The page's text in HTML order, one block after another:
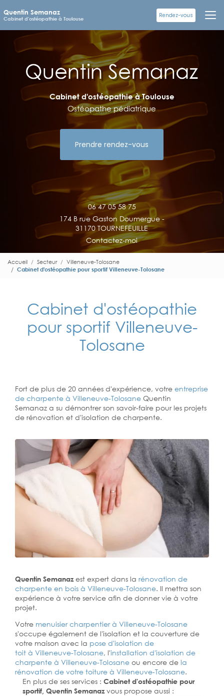
au
principal
Quentin Semanaz
Cabinet d'ostéopathie à Toulouse
Rendez-vous
Cabinet d'ostéopathie à Toulouse
Ostéopathe pédiatrique
Prendre rendez-vous
06 47 05 58 75
174 B rue Gaston Doumergue -
31170 TOURNEFEUILLE
Contactez-moi
Accueil Secteur
Villeneuve-Tolosane
Cabinet d'ostéopathie pour sportif Villeneuve-Tolosane
Cabinet d'ostéopathie
pour sportif Villeneuve-
Tolosane
Fort de plus de 20 années d'expérience, votre entreprise
de charpente à Villeneuve-Tolosane Quentin
Semanaz a su démontrer son savoir-faire pour les projets
de rénovation et d'isolation de charpente.
Quentin Semanazest expert dans la rénovation de
charpente en bois à Villeneuve-Tolosane. Il mettra son
expérience à votre service afin de donner vie à votre
projet.
Votre menuisier charpentier à Villeneuve-Tolosane
s'occupe également de l'isolation et la couverture de
votre maison avec la pose d'isolation de
toit à Villeneuve-Tolosane, l'installation d'isolation de
charpente à Villeneuve-Tolosane ou encore de la
rénovation de votre toiture à Villeneuve-Tolosane.
En plus de ses services : Cabinet d'ostéopathie pour
sportif, Quentin Semanazvous propose aussi :